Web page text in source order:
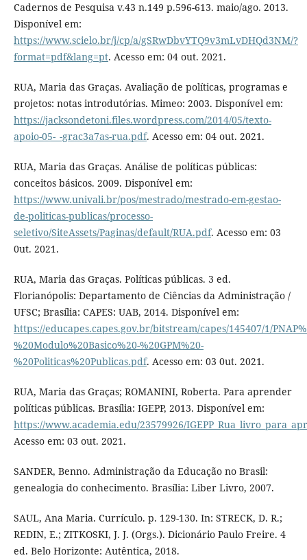
Cadernos de Pesquisa v.43 n.149 p.596-613. maio/ago. 2013.
Disponível em:
https://www.scielo.br/j/cp/a/gSRwDbvYTQ9v3mLvDHQd3NM/?
format=pdf&lang=pt. Acesso em: 04 out. 2021.
RUA, Maria das Graças. Avaliação de políticas, programas e
projetos: notas introdutórias. Mimeo: 2003. Disponível em:
https://jacksondetoni.files.wordpress.com/2014/05/texto-
apoio-05-_-grac3a7as-rua.pdf. Acesso em: 04 out. 2021.
RUA, Maria das Graças. Análise de políticas públicas:
conceitos básicos. 2009. Disponível em:
https://www.univali.br/pos/mestrado/mestrado-em-gestao-
de-politicas-publicas/processo-
seletivo/SiteAssets/Paginas/default/RUA.pdf. Acesso em: 03
0ut. 2021.
RUA, Maria das Graças. Políticas públicas. 3 ed.
Florianópolis: Departamento de Ciências da Administração /
UFSC; Brasília: CAPES: UAB, 2014. Disponível em:
https://educapes.capes.gov.br/bitstream/capes/145407/1/
%20Modulo%20Basico%20-%20GPM%20-
%20Politicas%20Publicas.pdf. Acesso em: 03 0ut. 2021.
RUA, Maria das Graças; ROMANINI, Roberta. Para aprender
políticas públicas. Brasília: IGEPP, 2013. Disponível em:
https://www.academia.edu/23579926/
Acesso em: 03 out. 2021.
SANDER, Benno. Administração da Educação no Brasil:
genealogia do conhecimento. Brasília: Liber Livro, 2007.
SAUL, Ana Maria. Currículo. p. 129-130. In: STRECK, D. R.;
REDIN, E.; ZITKOSKI, J. J. (Orgs.). Dicionário Paulo Freire. 4
ed. Belo Horizonte: Autêntica, 2018.